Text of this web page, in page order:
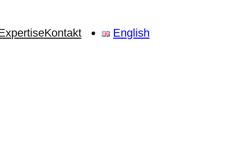
Kontakt English